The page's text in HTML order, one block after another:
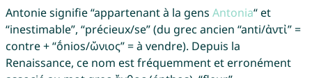
Antonie signifie “appartenant à la gens Antonia“ et
“inestimable”, “précieux/se” (du grec ancien “anti/ἀντἰ” =
contre + “ṓnios/ὤνιος” = à vendre). Depuis la
Renaissance, ce nom est fréquemment et erronément